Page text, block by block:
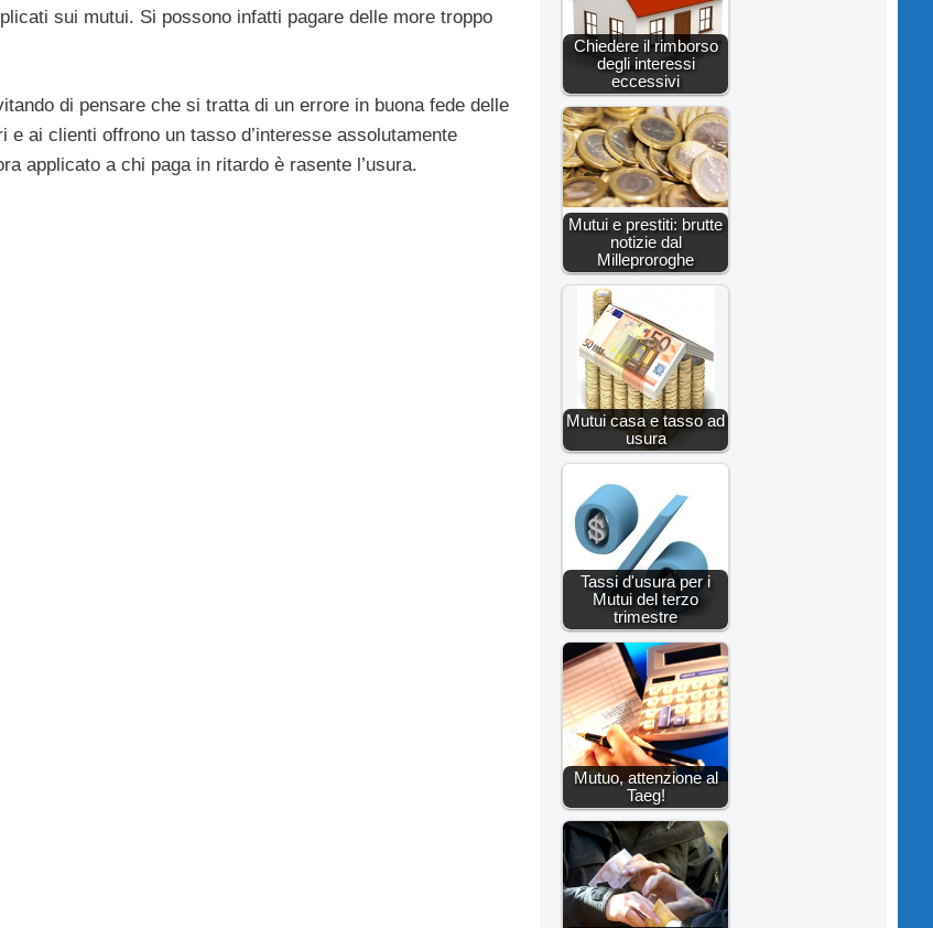
sui mutui. Si possono infatti pagare delle more troppo
di pensare che si tratta di un errore in buona fede delle
ai clienti offrono un tasso d’interesse assolutamente
applicato a chi paga in ritardo è rasente l’usura.
Chiedere il rimborso
degli interessi
eccessivi
Mutui e prestiti: brutte
notizie dal
Milleproroghe
Mutui casa e tasso ad
usura
Tassi d'usura per i
Mutui del terzo
trimestre
Mutuo, attenzione al
Taeg!